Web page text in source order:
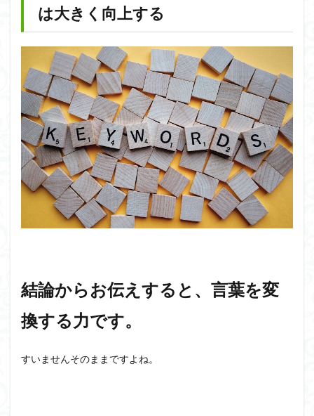
は大きく向上する
結論からお伝えすると、言葉を変
換する力です。
すいませんそのままですよね。